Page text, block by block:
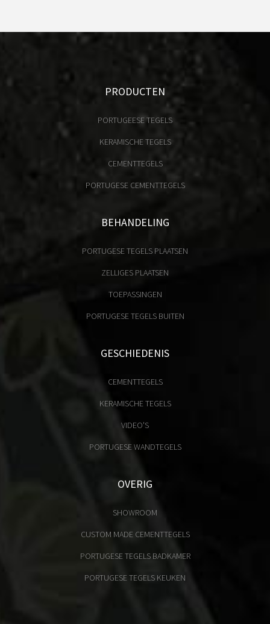
PRODUCTEN
PORTUGEESE TEGELS
KERAMISCHE TEGELS
CEMENTTEGELS
PORTUGESE CEMENTTEGELS
BEHANDELING
PORTUGESE TEGELS PLAATSEN
ZELLIGES PLAATSEN
TOEPASSINGEN
PORTUGESE TEGELS BUITEN
GESCHIEDENIS
CEMENTTEGELS
KERAMISCHE TEGELS
VIDEO'S
PORTUGESE WANDTEGELS
OVERIG
SHOWROOM
CUSTOM MADE CEMENTTEGELS
PORTUGESE TEGELS BADKAMER
PORTUGESE TEGELS KEUKEN